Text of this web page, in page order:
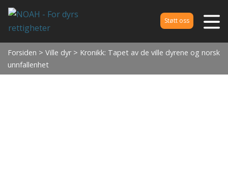
Støtt oss
Forsiden > Ville dyr > Kronikk: Tapet av de ville dyrene og norsk
unnfallenhet